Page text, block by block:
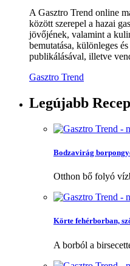
A Gasztro Trend online
között szerepel a hazai
jövőjének, valamint a
bemutatása, különleges
publikálásával, illetve
Gasztro Trend
Legújabb
Bodzavirág
Otthon bő folyó
Körte fehérborban,
A borból a